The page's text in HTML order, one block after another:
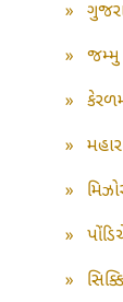
»
» જમ્મુ
»
»
»
»
»